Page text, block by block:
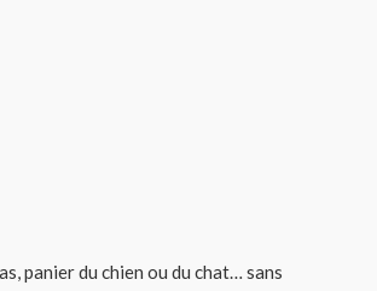
panier du chien ou du chat… sans